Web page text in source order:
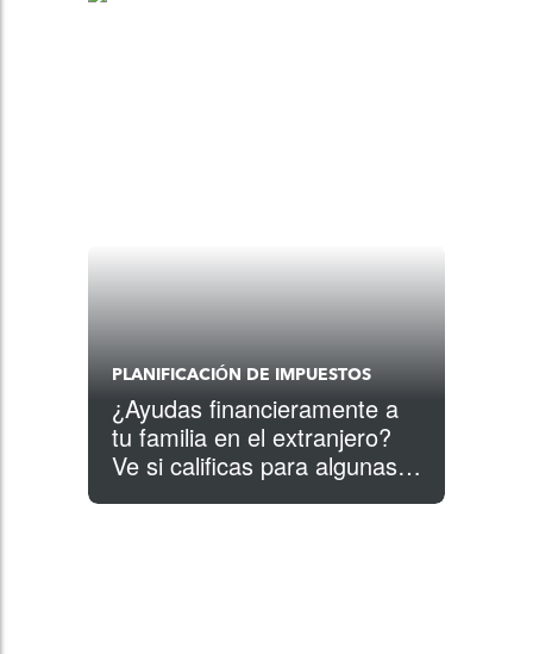
PLANIFICACIÓN DE IMPUESTOS
¿Ayudas financieramente a
tu familia en el extranjero?
Ve si calificas para algunas